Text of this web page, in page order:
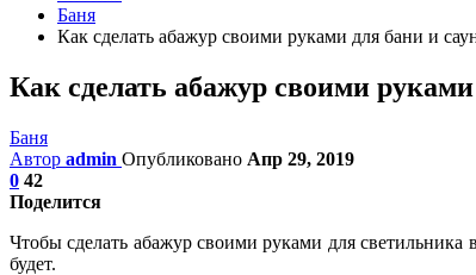
Баня
Как сделать абажур своими руками для бани и
Как сделать абажур своими
Баня
Автор admin Опубликовано Апр 29, 2019
0 42
Поделится
Чтобы сделать абажур своими руками для
будет.